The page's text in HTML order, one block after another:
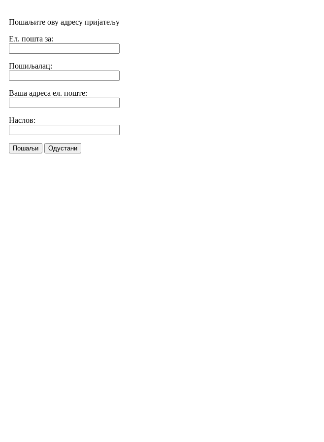
Пошаљите ову адресу пријатељу
Ел. пошта за:
Пошиљалац:
Ваша адреса ел. поште:
Наслов:
Пошаљи Одустани